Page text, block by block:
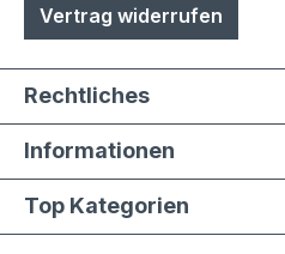
Vertrag widerrufen
Rechtliches
Informationen
Top Kategorien